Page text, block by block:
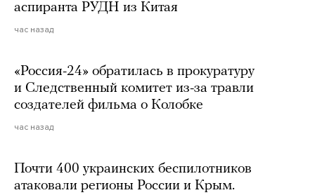
аспиранта РУДН из Китая
час назад
«Россия-24» обратилась в прокуратуру
и Следственный комитет из-за травли
создателей фильма о Колобке
час назад
Почти 400 украинских беспилотников
атаковали регионы России и Крым.